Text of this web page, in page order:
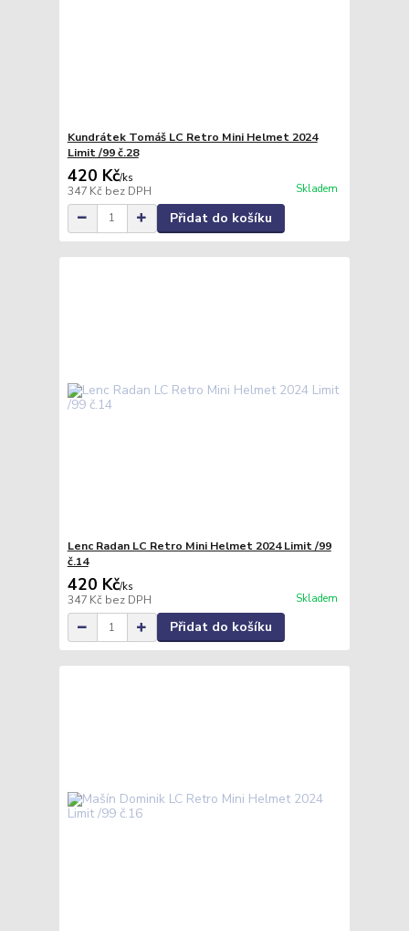
Kundrátek Tomáš LC Retro Mini Helmet 2024
Limit /99 č.28
420 Kč/ks
347 Kč bez DPH Skladem
Přidat do košíku
Lenc Radan LC Retro Mini Helmet 2024 Limit /99
č.14
420 Kč/ks
347 Kč bez DPH Skladem
Přidat do košíku